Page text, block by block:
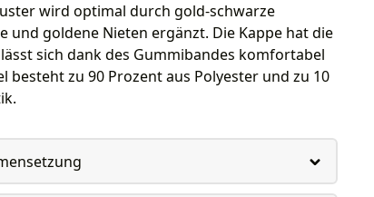
wird optimal durch gold-schwarze
und goldene Nieten ergänzt. Die Kappe hat die
sich dank des Gummibandes komfortabel
besteht zu 90 Prozent aus Polyester und zu 10